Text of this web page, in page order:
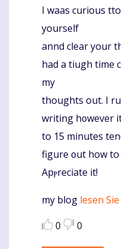
I waas curious
yоurself
annd clear your
had а tiugh time
my
thoughts out. І
writing h᧐wever
to 15 minutes
figure ᧐ut how to
Apⲣreciate іt!
mу blog lesen
0
0